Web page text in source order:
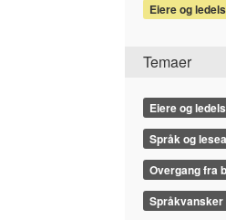
Eiere og
Temaer
Eiere og
Språk og
Overgang fra
Språkvansker